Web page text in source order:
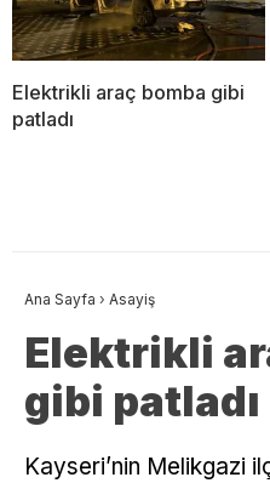
Elektrikli araç bomba gibi
patladı
Ana Sayfa › Asayiş
Elektrikli
gibi patladı
Kayseri’nin Melikgazi